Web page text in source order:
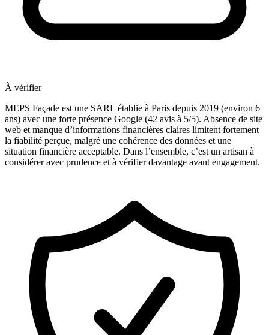
À vérifier
MEPS Façade est une SARL établie à Paris depuis 2019 (environ 6
ans) avec une forte présence Google (42 avis à 5/5). Absence de site
web et manque d’informations financières claires limitent fortement
la fiabilité perçue, malgré une cohérence des données et une
situation financière acceptable. Dans l’ensemble, c’est un artisan à
considérer avec prudence et à vérifier davantage avant engagement.